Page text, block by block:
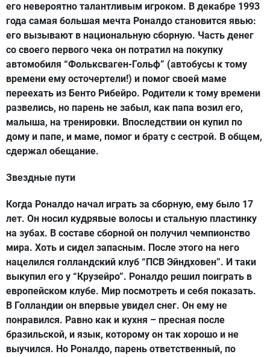
его невероятно талантливым игроком. В декабре 1993
года самая большая мечта Роналдо становится явью:
его вызывают в национальную сборную. Часть денег
со своего первого чека он потратил на покупку
автомобиля “Фольксваген-Гольф” (автобусы к тому
времени ему осточертели!) и помог своей маме
переехать из Бенто Рибейро. Родители к тому времени
развелись, но парень не забыл, как папа возил его,
малыша, на тренировки. Впоследствии он купил по
дому и папе, и маме, помог и брату с сестрой. В общем,
сдержал обещание.
Звездные пути
Когда Роналдо начал играть за сборную, ему было 17
лет. Он носил кудрявые волосы и стальную пластинку
на зубах. В составе сборной он получил чемпионство
мира. Хоть и сидел запасным. После этого на него
нацелился голландский клуб “ПСВ Эйндховен”. И таки
выкупил его у “Крузейро”. Роналдо решил поиграть в
европейском клубе. Мир посмотреть и себя показать.
В Голландии он впервые увидел снег. Он ему не
понравился. Равно как и кухня – пресная после
бразильской, и язык, которому он так хорошо и не
выучился. Но Роналдо, парень ответственный, по